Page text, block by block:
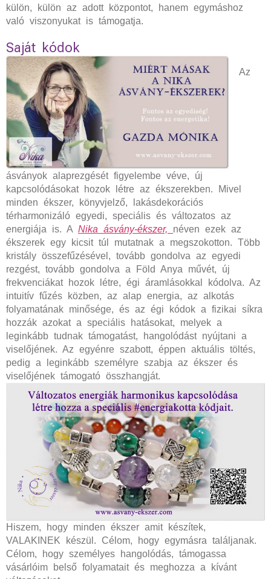
külön, külön az adott központot, hanem egymáshoz
való viszonyukat is támogatja.
Saját kódok
Az
ásványok alaprezgését figyelembe véve, új
kapcsolódásokat hozok létre az ékszerekben. Mivel
minden ékszer, könyvjelző, lakásdekorációs
térharmonizáló egyedi, speciális és változatos az
energiája is. A Nika ásvány-ékszer, néven ezek az
ékszerek egy kicsit túl mutatnak a megszokotton. Több
kristály összefűzésével, tovább gondolva az egyedi
rezgést, tovább gondolva a Föld Anya művét, új
frekvenciákat hozok létre, égi áramlásokkal kódolva. Az
intuitív fűzés közben, az alap energia, az alkotás
folyamatának minősége, és az égi kódok a fizikai síkra
hozzák azokat a speciális hatásokat, melyek a
leginkább tudnak támogatást, hangolódást nyújtani a
viselőjének. Az egyénre szabott, éppen aktuális töltés,
pedig a leginkább személyre szabja az ékszer és
viselőjének támogató összhangját.
Hiszem, hogy minden ékszer amit készítek,
VALAKINEK készül. Célom, hogy egymásra találjanak.
Célom, hogy személyes hangolódás, támogassa
vásárlóim belső folyamatait és meghozza a kívánt